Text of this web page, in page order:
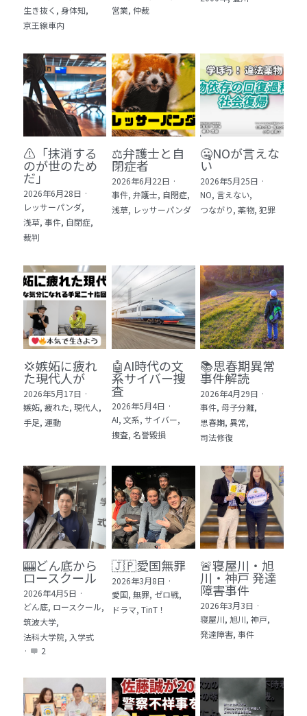
5 教育・マネジメント・学修 20冊
6 セールス・マーケティング・ビジネスモデ
ル 21冊
7 ライフスタイル・防災・科学技術 12冊
8 アジア・歴史・未来予測 11冊
🎬Dramas(おすすめの小説・漫画・ドラマ・
映画)
生き抜く, 身体知,
京王線車内
営業, 仲裁
⚠️「抹消する
のが世のため
だ」​
2026年6月28日 ·
レッサーパンダ,
浅草, 事件, 自閉症,
裁判
⚖️弁護士と自
閉症者
2026年6月22日 ·
事件, 弁護士, 自閉症,
浅草, レッサーパンダ
🤐NOが言えな
い
2026年5月25日 ·
NO, 言えない,
つながり, 薬物, 犯罪
💢嫉妬に疲れ
た現代人が
2026年5月17日 ·
嫉妬, 疲れた, 現代人,
手足, 運動
🤖AI時代の文
系サイバー捜
査
2026年5月4日 ·
AI, 文系, サイバー,
捜査, 名誉毀損
📚思春期異常
事件解読
2026年4月29日 ·
事件, 母子分離,
思春期, 異常,
司法修復
🎰どん底から
ロースクール
2026年4月5日 ·
どん底, ロースクール,
筑波大学,
法科大学院, 入学式
·
2
🇯🇵愛国無罪
2026年3月8日 ·
愛国, 無罪, ゼロ戦,
ドラマ, TinT！
🚨寝屋川・旭
川・神戸 発達
障害事件
2026年3月3日 ·
寝屋川, 旭川, 神戸,
発達障害, 事件